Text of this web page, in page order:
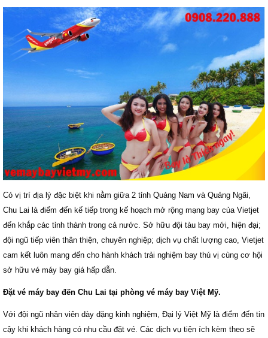
Có vị trí địa lý đặc biệt khi nằm giữa 2 tỉnh Quảng Nam và Quảng Ngãi,
Chu Lai là điểm đến kế tiếp trong kế hoạch mở rộng mạng bay của Vietjet
đến khắp các tỉnh thành trong cả nước. Sở hữu đội tàu bay mới, hiện đại;
đội ngũ tiếp viên thân thiện, chuyên nghiệp; dịch vụ chất lượng cao, Vietjet
cam kết luôn mang đến cho hành khách trải nghiệm bay thú vị cùng cơ hội
sở hữu vé máy bay giá hấp dẫn.
Đặt vé máy bay đến Chu Lai tại phòng vé máy bay Việt Mỹ.
Với đội ngũ nhân viên dày dặng kinh nghiệm, Đại lý Việt Mỹ là điểm đến tin
cậy khi khách hàng có nhu cầu đặt vé. Các dịch vụ tiện ích kèm theo sẽ